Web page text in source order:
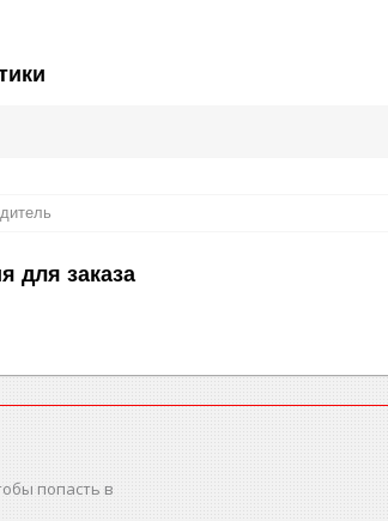
для заказа
попасть в